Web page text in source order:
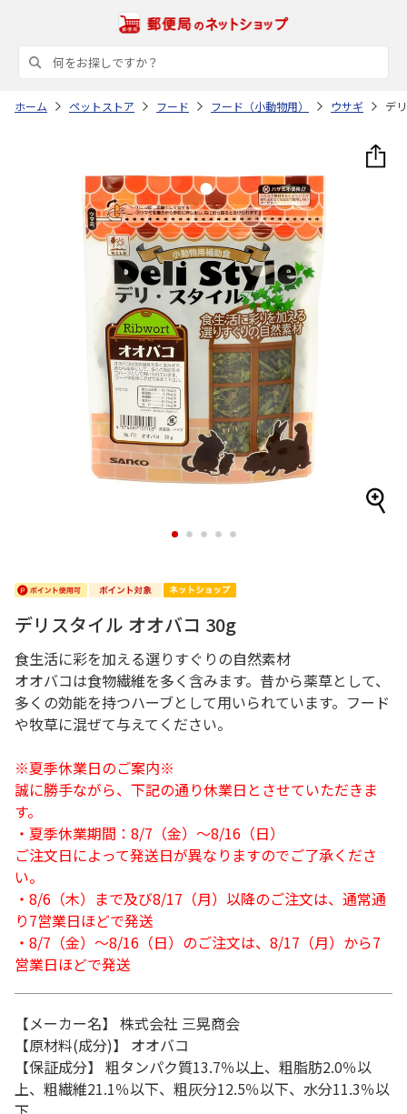
ホーム ペットストア フード フード（小動物用） ウサギ デ
1 2 3 4 5
デリスタイル オオバコ 30g
食生活に彩を加える選りすぐりの自然素材
オオバコは食物繊維を多く含みます。昔から薬草として、
多くの効能を持つハーブとして用いられています。フード
や牧草に混ぜて与えてください。
※夏季休業日のご案内※
誠に勝手ながら、下記の通り休業日とさせていただきま
す。
・夏季休業期間：8/7（金）～8/16（日）
ご注文日によって発送日が異なりますのでご了承くださ
い。
・8/6（木）まで及び8/17（月）以降のご注文は、通常通
り7営業日ほどで発送
・8/7（金）～8/16（日）のご注文は、8/17（月）から7
営業日ほどで発送
【メーカー名】 株式会社 三晃商会
【原材料(成分)】 オオバコ
【保証成分】 粗タンパク質13.7％以上、粗脂肪2.0％以
上、粗繊維21.1％以下、粗灰分12.5％以下、水分11.3％以